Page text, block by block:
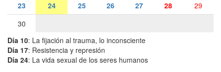
23
24 25 26 27 28
29
30
Día 10: La fijación al trauma, lo inconsciente
Día 17: Resistencia y represión
Día 24: La vida sexual de los seres humanos